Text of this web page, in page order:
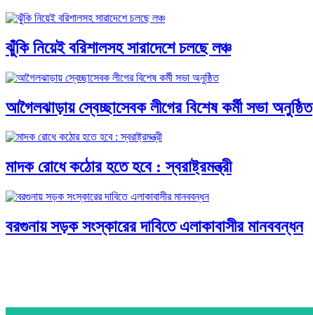
ঝুঁকি নিয়েই বরিশালসহ সারাদেশে চলছে লঞ্চ
আগৈলঝাড়ায় স্বেচ্ছাসেবক লীগের বিশেষ কর্মী সভা অনুষ্ঠিত
মাদক রোধে কঠোর হতে হবে : স্বরাষ্ট্রমন্ত্রী
বরগুনায় সড়ক সংস্কারের দাবিতে এলাকাবাসীর মানববন্ধন